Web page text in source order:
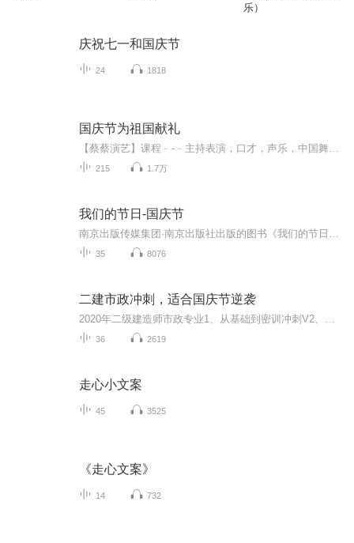
乐）
庆祝七一和国庆节
24 1818
国庆节为祖国献礼
215 1.7万
我们的节日-国庆节
35 8076
二建市政冲刺，适合国庆节逆袭
36 2619
走心小文案
45 3525
《走心文案》
14 732